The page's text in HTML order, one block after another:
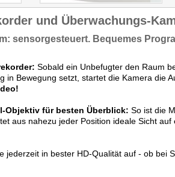
und Überwachungs-
sensorgesteuert. Bequemes
Sobald ein Unbefugter den Raum
in Bewegung setzt, startet die Kamera die
Objektiv für besten Überblick: So ist die
aus nahezu jeder Position ideale Sicht
jederzeit in bester HD-Qualität auf - ob bei